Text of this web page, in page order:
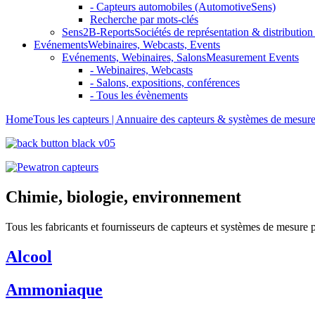
- Capteurs automobiles (AutomotiveSens)
Recherche par mots-clés
Sens2B-ReportsSociétés de représentation &
EvénementsWebinaires, Webcasts, Events
Evénements, Webinaires, SalonsMeasurement Events
- Webinaires, Webcasts
- Salons, expositions, conférences
- Tous les évènements
HomeTous les capteurs | Annuaire des capteurs & systèmes de mesure
Chimie, biologie, environnement
Tous les fabricants et fournisseurs de capteurs et systèmes de
Alcool
Ammoniaque